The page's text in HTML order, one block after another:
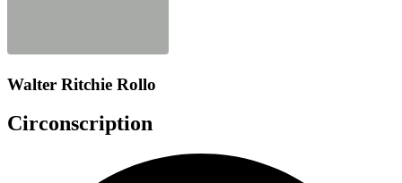
Walter Ritchie Rollo
Circonscription